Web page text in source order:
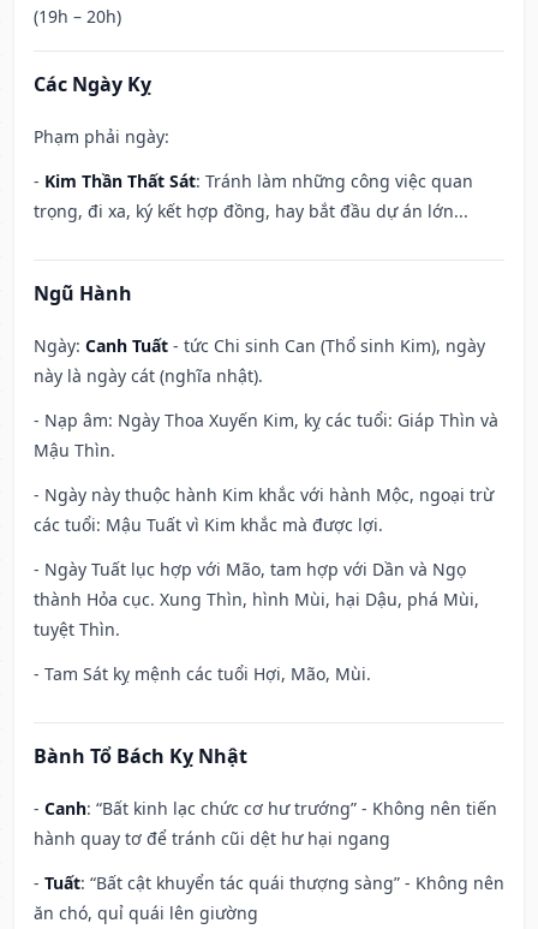
(19h – 20h)
Các Ngày Kỵ
Phạm phải ngày:
- Kim Thần Thất Sát: Tránh làm những công việc quan
trọng, đi xa, ký kết hợp đồng, hay bắt đầu dự án lớn...
Ngũ Hành
Ngày: Canh Tuất - tức Chi sinh Can (Thổ sinh Kim), ngày
này là ngày cát (nghĩa nhật).
- Nạp âm: Ngày Thoa Xuyến Kim, kỵ các tuổi: Giáp Thìn và
Mậu Thìn.
- Ngày này thuộc hành Kim khắc với hành Mộc, ngoại trừ
các tuổi: Mậu Tuất vì Kim khắc mà được lợi.
- Ngày Tuất lục hợp với Mão, tam hợp với Dần và Ngọ
thành Hỏa cục. Xung Thìn, hình Mùi, hại Dậu, phá Mùi,
tuyệt Thìn.
- Tam Sát kỵ mệnh các tuổi Hợi, Mão, Mùi.
Bành Tổ Bách Kỵ Nhật
- Canh: “Bất kinh lạc chức cơ hư trướng” - Không nên tiến
hành quay tơ để tránh cũi dệt hư hại ngang
- Tuất: “Bất cật khuyển tác quái thượng sàng” - Không nên
ăn chó, quỉ quái lên giường